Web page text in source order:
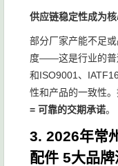
供应链稳定性成为
部分厂家产能不足
度——这是行业的普
和ISO9001、
性和产品的一致性。
= 可靠的交期承诺。
3. 2026年常
配件 5大品